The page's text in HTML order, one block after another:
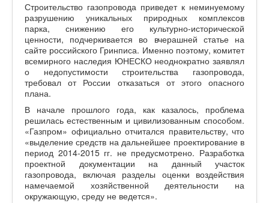
Строительство газопровода приведет к неминуемому
разрушению уникальных природных комплексов
парка, снижению его культурно-исторической
ценности, подчеркивается во вчерашней статье на
сайте российского Гринписа. Именно поэтому, комитет
всемирного наследия ЮНЕСКО неоднократно заявлял
о недопустимости строительства газопровода,
требовал от России отказаться от этого опасного
плана.
В начале прошлого года, как казалось, проблема
решилась естественным и цивилизованным способом.
«Газпром» официально отчитался правительству, что
«выделение средств на дальнейшее проектирование в
период 2014-2015 гг. не предусмотрено. Разработка
проектной документации на данный участок
газопровода, включая разделы оценки воздействия
намечаемой хозяйственной деятельности на
окружающую, среду не ведется».